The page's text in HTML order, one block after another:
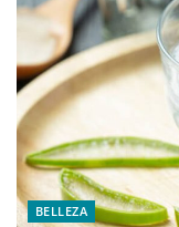
BELLEZA